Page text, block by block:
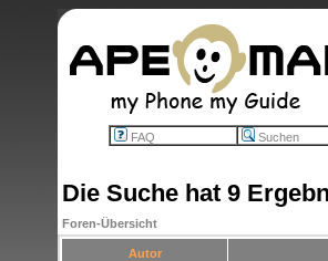
FAQ Suchen
Die Suche hat 9
Foren-Übersicht
Autor